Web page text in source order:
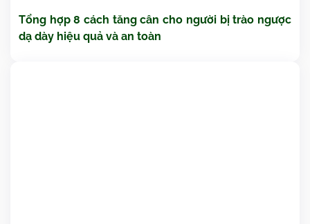
Tổng hợp 8 cách tăng cân cho người bị trào ngược
dạ dày hiệu quả và an toàn